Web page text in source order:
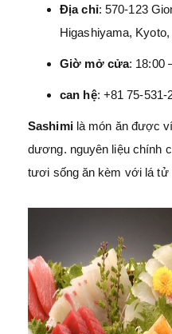
Địa chỉ: 570-123
Higashiyama,
Giờ mở cửa: 18:00
can hệ: +81 75-531-
Sashimi là món ăn được
dương. nguyên liệu chính
tươi sống ăn kèm với lá